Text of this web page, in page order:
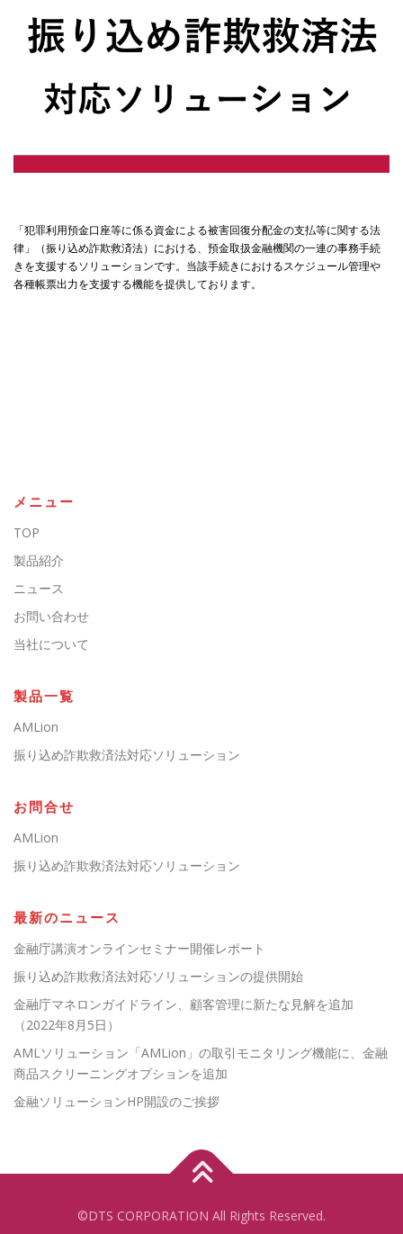
「犯罪利用預金口座等に係る資金による被害回復分配金の支払等に関する法
律」（振り込め詐欺救済法）における、預金取扱金融機関の一連の事務手続
きを支援するソリューションです。当該手続きにおけるスケジュール管理や
各種帳票出力を支援する機能を提供しております。
メニュー
TOP
製品紹介
ニュース
お問い合わせ
当社について
製品一覧
AMLion
振り込め詐欺救済法対応ソリューション
お問合せ
AMLion
振り込め詐欺救済法対応ソリューション
最新のニュース
金融庁講演オンラインセミナー開催レポート
振り込め詐欺救済法対応ソリューションの提供開始
金融庁マネロンガイドライン、顧客管理に新たな見解を追加
（2022年8月5日）
AMLソリューション「AMLion」の取引モニタリング機能に、金融
商品スクリーニングオプションを追加
金融ソリューションHP開設のご挨拶
©DTS CORPORATION All Rights Reserved.